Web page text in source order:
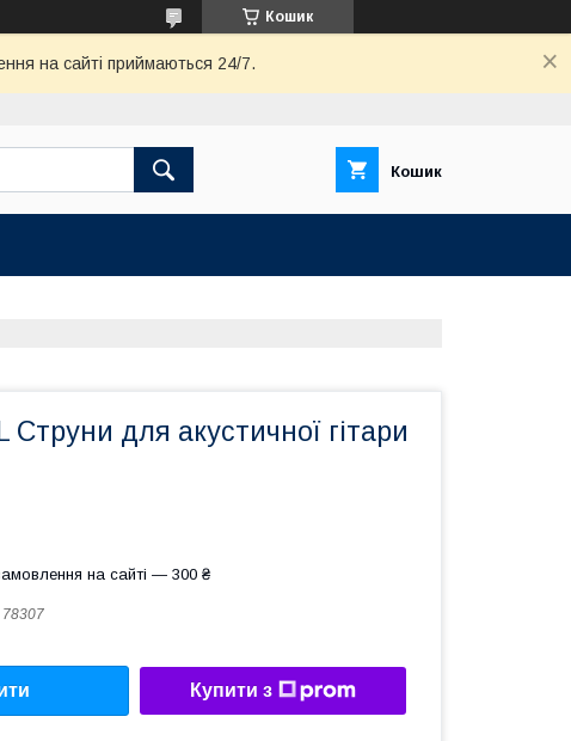
Кошик
на сайті приймаються 24/7.
Кошик
Струни для акустичної гітари
на сайті — 300 ₴
78307
Купити з